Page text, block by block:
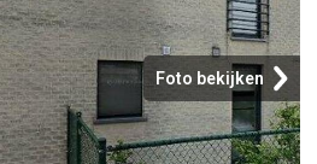
Foto bekijken